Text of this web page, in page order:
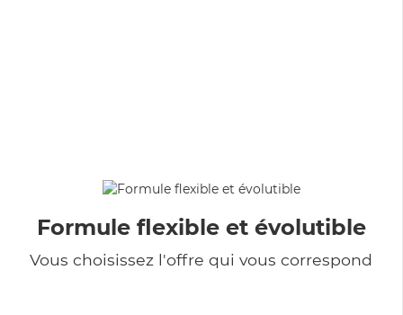
Formule flexible et évolutible
Vous choisissez l'offre qui vous correspond